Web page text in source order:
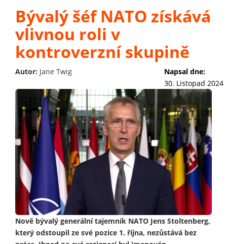
Bývalý šéf NATO získává
vlivnou roli v
kontroverzní skupině
Autor: Jane Twig
Napsal dne:
30. Listopad 2024
Nově bývalý generální tajemník NATO Jens Stoltenberg,
který odstoupil ze své pozice 1. října, nezůstává bez